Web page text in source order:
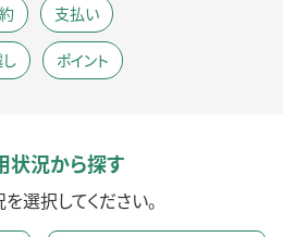
支払い
ポイント
状況から探す
選択してください。